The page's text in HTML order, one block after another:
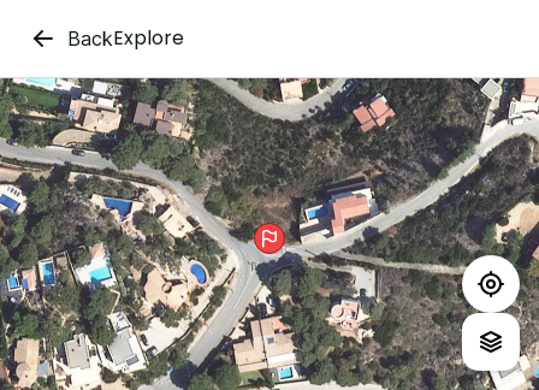
BackExplore